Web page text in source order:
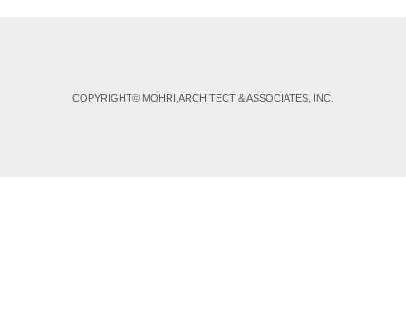
COPYRIGHT© MOHRI,ARCHITECT & ASSOCIATES, INC.